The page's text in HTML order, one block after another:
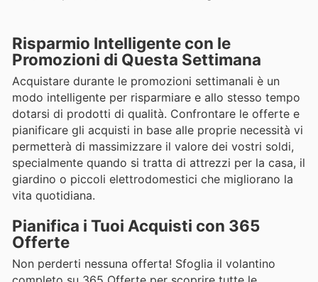
Risparmio Intelligente con le
Promozioni di Questa Settimana
Acquistare durante le promozioni settimanali è un
modo intelligente per risparmiare e allo stesso tempo
dotarsi di prodotti di qualità. Confrontare le offerte e
pianificare gli acquisti in base alle proprie necessità vi
permetterà di massimizzare il valore dei vostri soldi,
specialmente quando si tratta di attrezzi per la casa, il
giardino o piccoli elettrodomestici che migliorano la
vita quotidiana.
Pianifica i Tuoi Acquisti con 365
Offerte
Non perderti nessuna offerta! Sfoglia il volantino